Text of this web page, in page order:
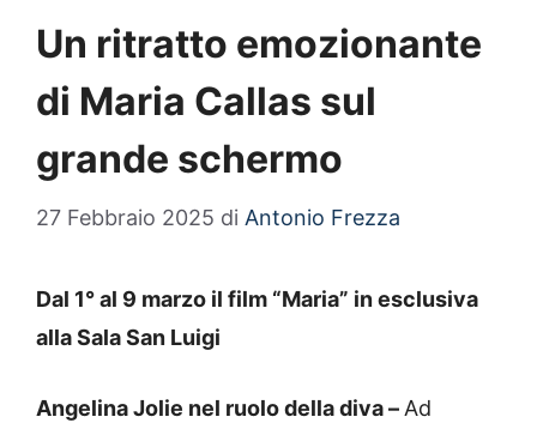
Un ritratto emozionante
di Maria Callas sul
grande schermo
27 Febbraio 2025 di Antonio Frezza
Dal 1° al 9 marzo il film “Maria” in esclusiva
alla Sala San Luigi
Angelina Jolie nel ruolo della diva –Ad